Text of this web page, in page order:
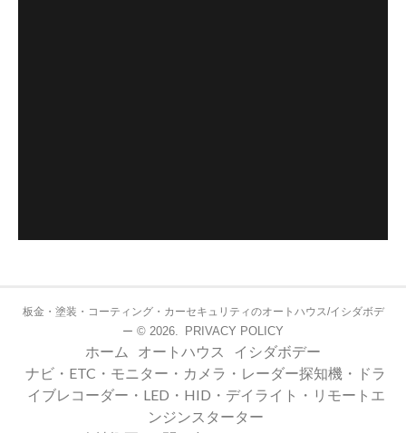
板金・塗装・コーティング・カーセキュリティのオートハウス/イシダボデ
ー © 2026. PRIVACY POLICY
ホーム オートハウス
イシダボデー
ナビ・ETC・モニター・カメラ・レーダー探知機・ドラ
イブレコーダー・LED・HID・デイライト・リモートエ
ンジンスターター